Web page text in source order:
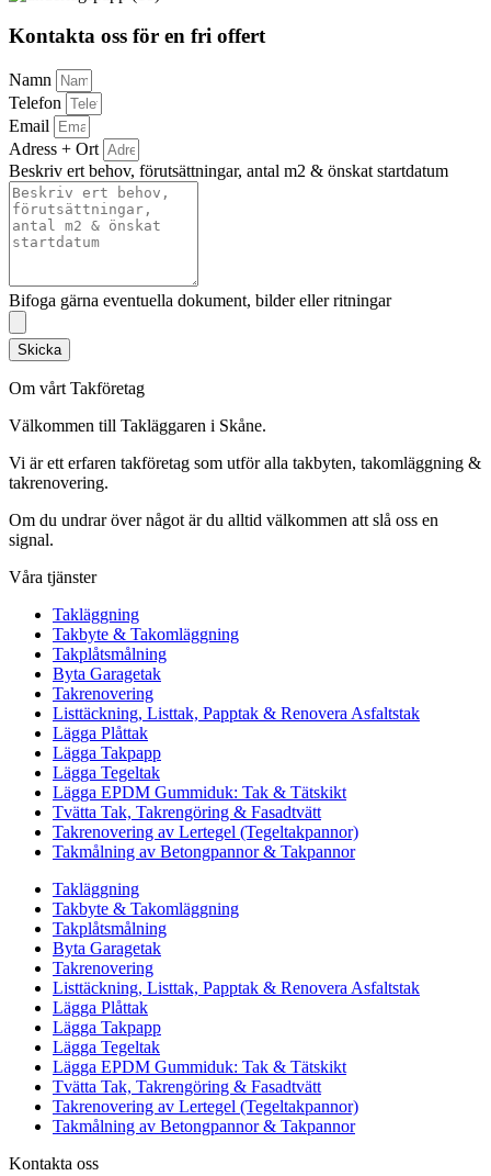
Kontakta oss för en fri offert
Namn
Telefon
Email
Adress + Ort
Beskriv ert behov, förutsättningar, antal m2 & önskat startdatum
Bifoga gärna eventuella dokument, bilder eller ritningar
Skicka
Om vårt Takföretag
Välkommen till Takläggaren i Skåne.
Vi är ett erfaren takföretag som utför alla takbyten, takomläggning &
takrenovering.
Om du undrar över något är du alltid välkommen att slå oss en
signal.
Våra tjänster
Takläggning
Takbyte & Takomläggning
Takplåtsmålning
Byta Garagetak
Takrenovering
Listtäckning, Listtak, Papptak & Renovera Asfaltstak
Lägga Plåttak
Lägga Takpapp
Lägga Tegeltak
Lägga EPDM Gummiduk: Tak & Tätskikt
Tvätta Tak, Takrengöring & Fasadtvätt
Takrenovering av Lertegel (Tegeltakpannor)
Takmålning av Betongpannor & Takpannor
Takläggning
Takbyte & Takomläggning
Takplåtsmålning
Byta Garagetak
Takrenovering
Listtäckning, Listtak, Papptak & Renovera Asfaltstak
Lägga Plåttak
Lägga Takpapp
Lägga Tegeltak
Lägga EPDM Gummiduk: Tak & Tätskikt
Tvätta Tak, Takrengöring & Fasadtvätt
Takrenovering av Lertegel (Tegeltakpannor)
Takmålning av Betongpannor & Takpannor
Kontakta oss